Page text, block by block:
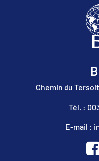
Chemin du
Tél. :
E-mail :